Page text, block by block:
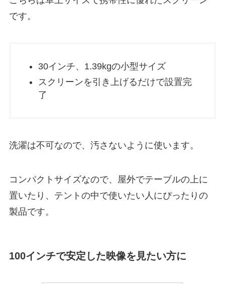
です。
30インチ、1.39kgの小型サイズ
スクリーンを引き上げるだけで設置完
了
洗濯は不可なので、汚さないように使います。
コンパクトサイズなので、屋外でテーブルの上に
置いたり、テントの中で使いたい人にぴったりの
製品です。
100インチで安定した映像を見たい方に